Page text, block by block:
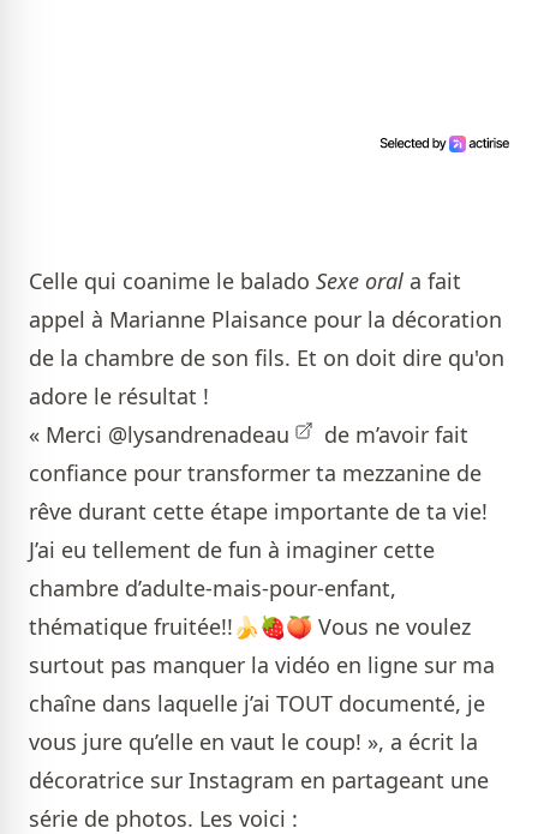
Celle qui coanime le balado Sexe oral a fait
appel à Marianne Plaisance pour la décoration
de la chambre de son fils. Et on doit dire qu'on
adore le résultat !
« Merci @lysandrenadeau
de m’avoir fait
confiance pour transformer ta mezzanine de
rêve durant cette étape importante de ta vie!
J’ai eu tellement de fun à imaginer cette
chambre d’adulte-mais-pour-enfant,
thématique fruitée!!🍌🍓🍑 Vous ne voulez
surtout pas manquer la vidéo en ligne sur ma
chaîne dans laquelle j’ai TOUT documenté, je
vous jure qu’elle en vaut le coup! », a écrit la
décoratrice sur Instagram en partageant une
série de photos. Les voici :